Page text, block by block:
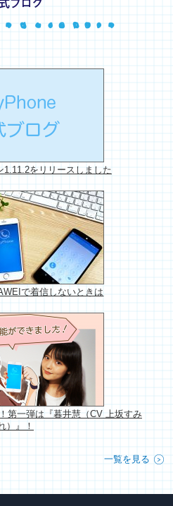
1.11.2をリリースしました
で着信しないときは
第一弾は『暮井慧（CV 上坂すみ
）』！
一覧を見る